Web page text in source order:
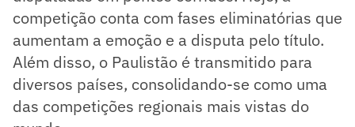
competição conta com fases eliminatórias que
aumentam a emoção e a disputa pelo título.
Além disso, o Paulistão é transmitido para
diversos países, consolidando-se como uma
das competições regionais mais vistas do